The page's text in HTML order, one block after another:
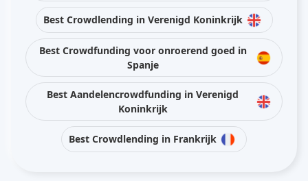
Best Crowdlending in Verenigd Koninkrijk
Best Crowdfunding voor onroerend goed in
Spanje
Best Aandelencrowdfunding in Verenigd
Koninkrijk
Best Crowdlending in Frankrijk